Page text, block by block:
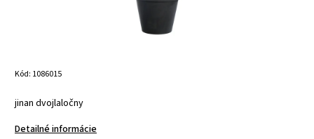
Kód: 1086015
jinan dvojlaločny
Detailné informácie